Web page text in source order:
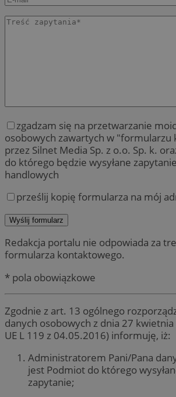
zgadzam się na przetwarzanie
osobowych zawartych w
przez Silnet Media Sp. z o.o. Sp. k.
do którego będzie wysyłane
handlowych
prześlij kopię formularza na mój
Redakcja portalu nie odpowiada za
formularza kontaktowego.
* pola obowiązkowe
Zgodnie z art. 13 ogólnego
danych osobowych z dnia 27
UE L 119 z 04.05.2016) informuję, iż:
Administratorem Pani/Pana
jest Podmiot do którego
zapytanie;